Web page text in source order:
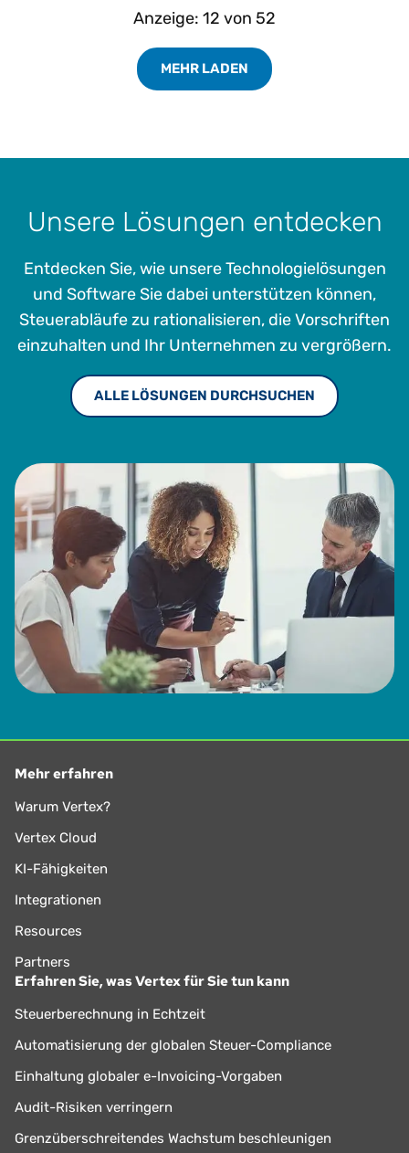
Anzeige: 12 von 52
Load More Resources Results
MEHR LADEN
Unsere Lösungen entdecken
Entdecken Sie, wie unsere Technologielösungen
und Software Sie dabei unterstützen können,
Steuerabläufe zu rationalisieren, die Vorschriften
einzuhalten und Ihr Unternehmen zu vergrößern.
ALLE LÖSUNGEN DURCHSUCHEN
Mehr erfahren
Warum Vertex?
Vertex Cloud
KI-Fähigkeiten
Integrationen
Resources
Partners
Erfahren Sie, was Vertex für Sie tun kann
Steuerberechnung in Echtzeit
Automatisierung der globalen Steuer-Compliance
Einhaltung globaler e-Invoicing-Vorgaben
Audit-Risiken verringern
Grenzüberschreitendes Wachstum beschleunigen